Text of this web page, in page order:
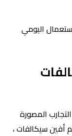
اليومي
المصورة
أفين سيكالفات ،